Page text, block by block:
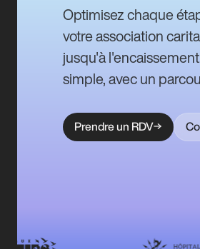
Optimisez chaque
votre association
jusqu'à
simple, avec un
Prendre un RDV